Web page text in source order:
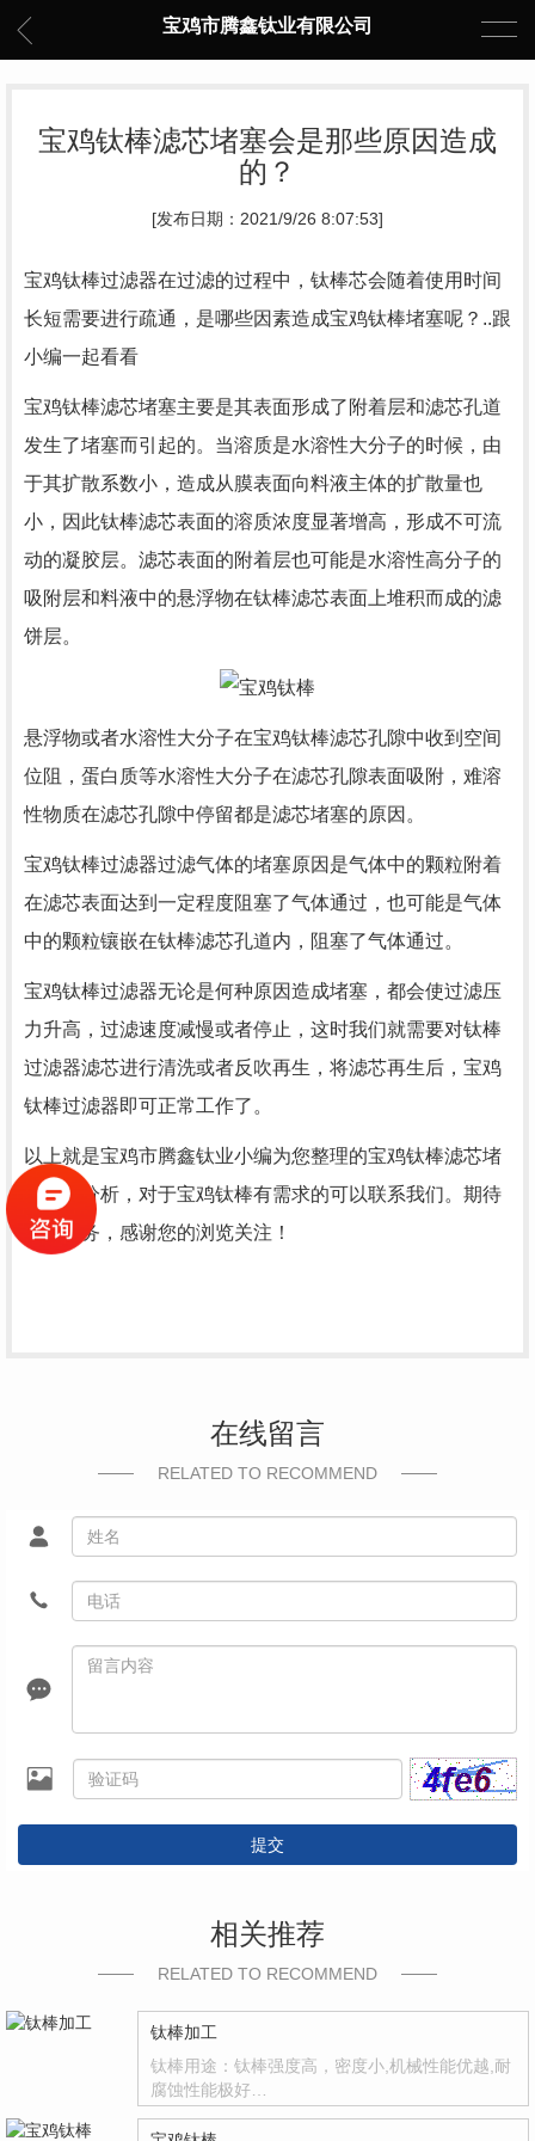
宝鸡市腾鑫钛业有限公司
宝鸡钛棒滤芯堵塞会是那些原因造成
的？
[发布日期：2021/9/26 8:07:53]
宝鸡钛棒过滤器在过滤的过程中，钛棒芯会随着使用时间
长短需要进行疏通，是哪些因素造成宝鸡钛棒堵塞呢？..跟
小编一起看看
宝鸡钛棒滤芯堵塞主要是其表面形成了附着层和滤芯孔道
发生了堵塞而引起的。当溶质是水溶性大分子的时候，由
于其扩散系数小，造成从膜表面向料液主体的扩散量也
小，因此钛棒滤芯表面的溶质浓度显著增高，形成不可流
动的凝胶层。滤芯表面的附着层也可能是水溶性高分子的
吸附层和料液中的悬浮物在钛棒滤芯表面上堆积而成的滤
饼层。
悬浮物或者水溶性大分子在宝鸡钛棒滤芯孔隙中收到空间
位阻，蛋白质等水溶性大分子在滤芯孔隙表面吸附，难溶
性物质在滤芯孔隙中停留都是滤芯堵塞的原因。
宝鸡钛棒过滤器过滤气体的堵塞原因是气体中的颗粒附着
在滤芯表面达到一定程度阻塞了气体通过，也可能是气体
中的颗粒镶嵌在钛棒滤芯孔道内，阻塞了气体通过。
宝鸡钛棒过滤器无论是何种原因造成堵塞，都会使过滤压
力升高，过滤速度减慢或者停止，这时我们就需要对钛棒
过滤器滤芯进行清洗或者反吹再生，将滤芯再生后，宝鸡
钛棒过滤器即可正常工作了。
以上就是宝鸡市腾鑫钛业小编为您整理的宝鸡钛棒滤芯堵
塞原因分析，对于宝鸡钛棒有需求的可以联系我们。期待
为您服务，感谢您的浏览关注！
在线留言
RELATED TO RECOMMEND
提交
相关推荐
RELATED TO RECOMMEND
钛棒加工
钛棒用途：钛棒强度高，密度小,机械性能优越,耐
腐蚀性能极好…